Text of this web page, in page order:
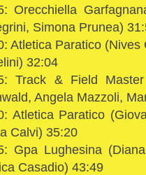
Orecchiella
Simona Prunea)
Atletica Paratico
32:04
Track & Field
Angela Mazzoli,
Atletica Paratico
Calvi) 35:20
Gpa Lughesina
Casadio) 43:49